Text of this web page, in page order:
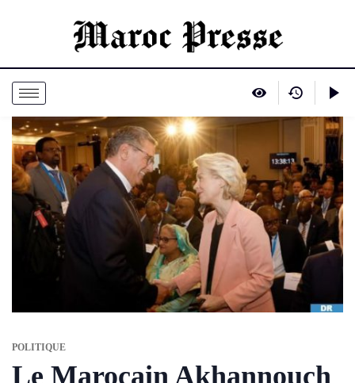
POLITIQUE
Le Marocain Akhannouch